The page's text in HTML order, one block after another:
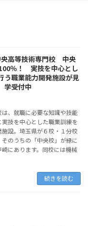
央高等技術専門校 中央
％！ 実技を中心とし
う職業能力開発施設が見
学受付中
、就職に必要な知識や技能
技を中心とした職業訓練を
設。埼玉県が６校・１分校
のうちの「中央校」が緑に
にあります。同校には機械
続きを読む